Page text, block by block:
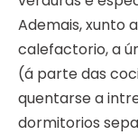
Ademais, xunto
calefactorio, a
(á parte das
quentarse a
dormitorios